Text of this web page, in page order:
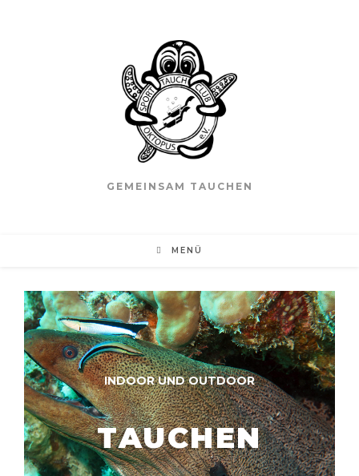
GEMEINSAM TAUCHEN
MENÜ
INDOOR UND OUTDOOR
TAUCHEN